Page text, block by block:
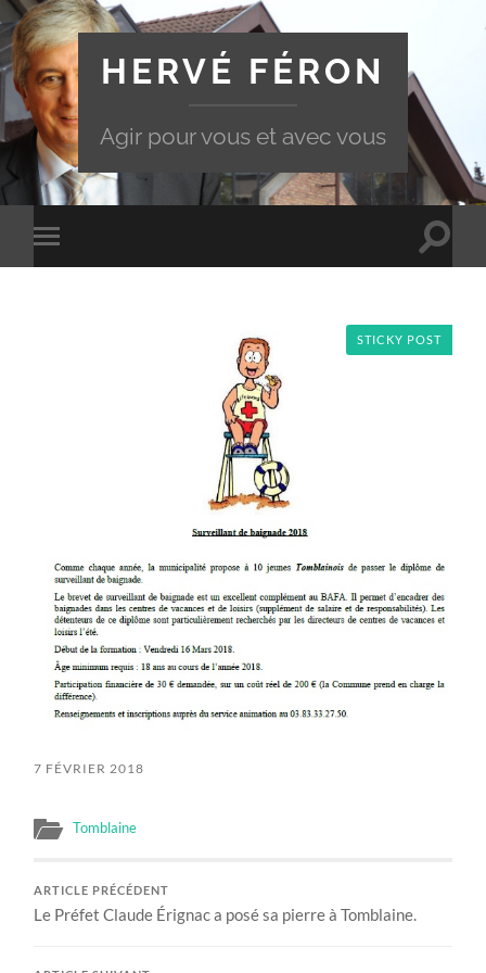
HERVÉ FÉRON
Agir pour vous et avec vous
Toggle
mobile
Toggle
STICKY POST
7 FÉVRIER 2018
Tomblaine
ARTICLE PRÉCÉDENT
Le Préfet Claude Érignac a posé sa pierre à Tomblaine.